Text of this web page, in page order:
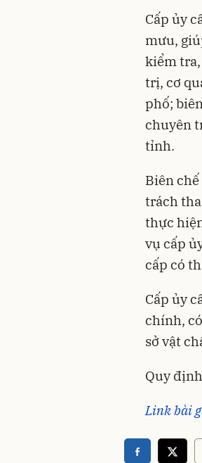
Cấp ủy
mưu,
kiểm tra,
trị, cơ
phố;
chuyên
tỉnh.
Biên
trách
thực
vụ cấp
cấp có
Cấp ủy
chính,
sở vật
Quy
Link bài g